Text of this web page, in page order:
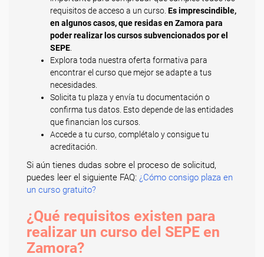
requisitos de acceso a un curso. Es imprescindible,
en algunos casos, que residas en Zamora para
poder realizar los cursos subvencionados por el
SEPE
Explora toda nuestra oferta formativa para
encontrar el curso que mejor se adapte a tus
necesidades.
Solicita tu plaza y envía tu documentación o
confirma tus datos. Esto depende de las entidades
que financian los cursos.
Accede a tu curso, complétalo y consigue tu
acreditación.
Si aún tienes dudas sobre el proceso de solicitud,
puedes leer el siguiente FAQ: ¿Cómo consigo plaza en
un curso gratuito?
¿Qué requisitos existen para
realizar un curso del SEPE en
Zamora?